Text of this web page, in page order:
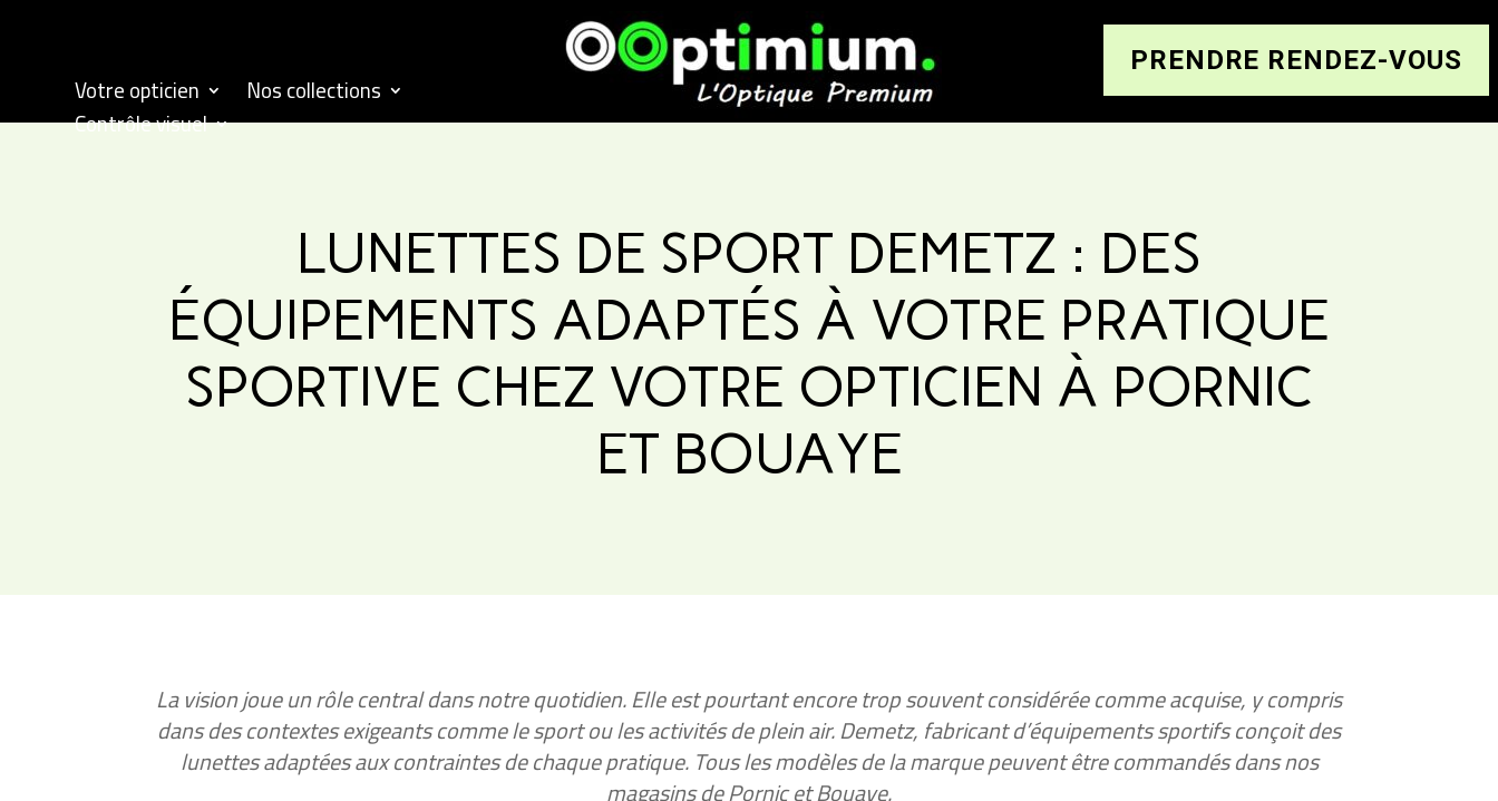
Votre opticien
Nos collections
Contrôle visuel
PRENDRE RENDEZ-VOUS
LUNETTES DE SPORT DEMETZ : DES
ÉQUIPEMENTS ADAPTÉS À VOTRE PRATIQUE
SPORTIVE CHEZ VOTRE OPTICIEN À PORNIC
ET BOUAYE
La vision joue un rôle central dans notre quotidien. Elle est pourtant encore trop souvent considérée comme acquise, y compris
dans des contextes exigeants comme le sport ou les activités de plein air. Demetz, fabricant d’équipements sportifs conçoit des
lunettes adaptées aux contraintes de chaque pratique. Tous les modèles de la marque peuvent être commandés dans nos